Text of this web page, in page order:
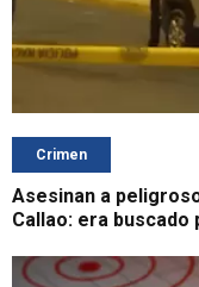
Crimen
Asesinan a
Callao: era buscado